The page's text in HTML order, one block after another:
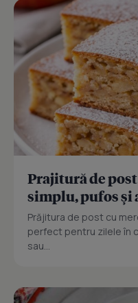
Prajitură de
simplu, pufos și
Prăjitura de post cu
perfect pentru zilele în
sau...